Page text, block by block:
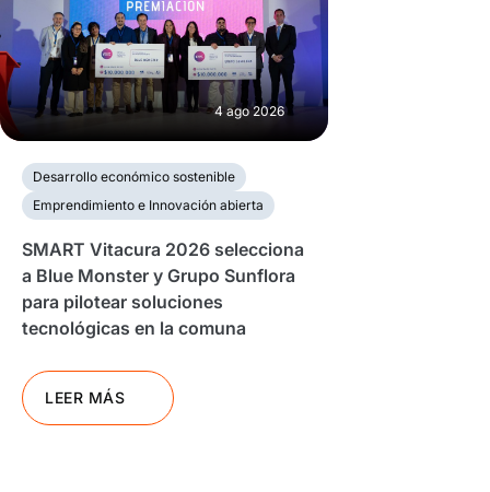
4 ago 2026
Desarrollo económico sostenible
Emprendimiento e Innovación abierta
SMART Vitacura 2026 selecciona
a Blue Monster y Grupo Sunflora
para pilotear soluciones
tecnológicas en la comuna
LEER MÁS